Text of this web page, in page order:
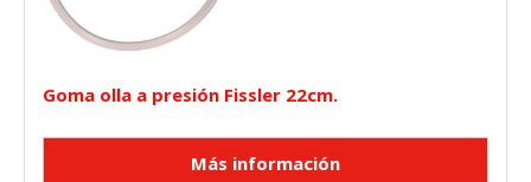
Goma olla a presión Fissler 22cm.